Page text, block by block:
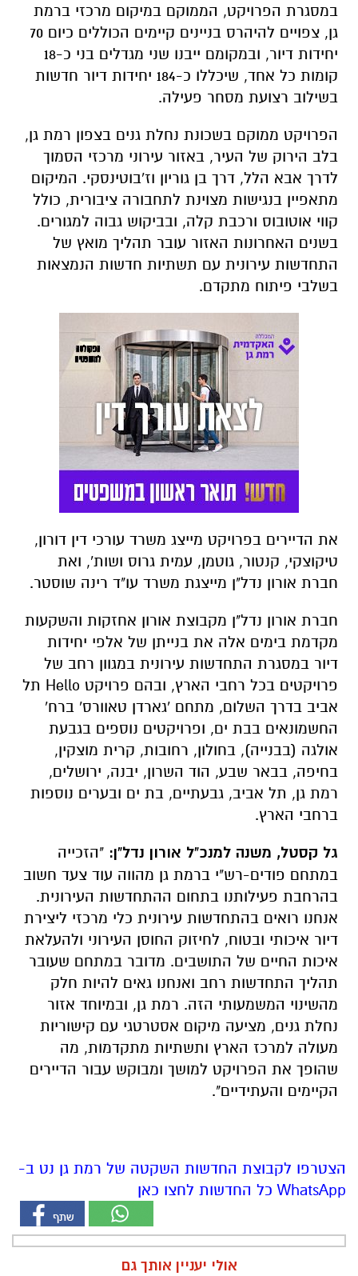
במסגרת הפרויקט, הממוקם במיקום מרכזי ברמת
גן, צפויים להיהרס בניינים קיימים הכוללים כיום 70
יחידות דיור, ובמקומם ייבנו שני מגדלים בני כ-18
קומות כל אחד, שיכללו כ-184 יחידות דיור חדשות
בשילוב רצועת מסחר פעילה.
הפרויקט ממוקם בשכונת נחלת גנים בצפון רמת גן,
בלב הירוק של העיר, באזור עירוני מרכזי הסמוך
לדרך אבא הלל, דרך בן גוריון וז'בוטינסקי. המיקום
מתאפיין בנגישות מצוינת לתחבורה ציבורית, כולל
קווי אוטובוס ורכבת קלה, ובביקוש גבוה למגורים.
בשנים האחרונות האזור עובר תהליך מואץ של
התחדשות עירונית עם תשתיות חדשות הנמצאות
בשלבי פיתוח מתקדם.
את הדיירים בפרויקט מייצג משרד עורכי דין דורון,
טיקוצקי, קנטור, גוטמן, עמית גרוס ושות', ואת
חברת אורון נדל"ן מייצגת משרד עו"ד רינה שוסטר.
חברת אורון נדל"ן מקבוצת אורון אחזקות והשקעות
מקדמת בימים אלה את בנייתן של אלפי יחידות
דיור במסגרת התחדשות עירונית במגוון רחב של
פרויקטים בכל רחבי הארץ, ובהם פרויקט Hello תל
אביב בדרך השלום, מתחם 'גארדן טאוורס' ברח'
החשמונאים בבת ים, ופרויקטים נוספים בגבעת
אולגה (בבנייה), בחולון, רחובות, קרית מוצקין,
בחיפה, בבאר שבע, הוד השרון, יבנה, ירושלים,
רמת גן, תל אביב, גבעתיים, בת ים ובערים נוספות
ברחבי הארץ.
גל קסטל, משנה למנכ"ל אורון נדל"ן: "הזכייה
במתחם פודים-רש"י ברמת גן מהווה עוד צעד חשוב
בהרחבת פעילותנו בתחום ההתחדשות העירונית.
אנחנו רואים בהתחדשות עירונית כלי מרכזי ליצירת
דיור איכותי ובטוח, לחיזוק החוסן העירוני ולהעלאת
איכות החיים של התושבים. מדובר במתחם שעובר
תהליך התחדשות רחב ואנחנו גאים להיות חלק
מהשינוי המשמעותי הזה. רמת גן, ובמיוחד אזור
נחלת גנים, מציעה מיקום אסטרטגי עם קישוריות
מעולה למרכז הארץ ותשתיות מתקדמות, מה
שהופך את הפרויקט למושך ומבוקש עבור הדיירים
הקיימים והעתידיים".
הצטרפו לקבוצת החדשות השקטה של רמת גן נט ב-
WhatsApp כל החדשות לחצו כאן
אולי יעניין אותך גם